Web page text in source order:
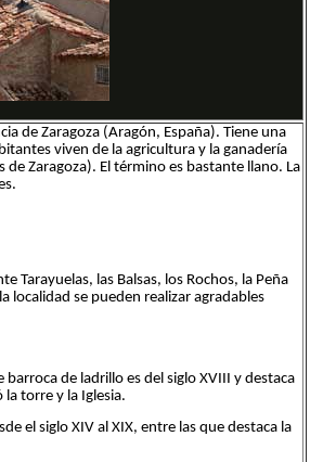
de Zaragoza (Aragón, España). Tiene una
viven de la agricultura y la ganadería
Zaragoza). El término es bastante llano. La
Tarayuelas, las Balsas, los Rochos, la Peña
localidad se pueden realizar agradables
de ladrillo es del siglo XVIII y destaca
la torre y la Iglesia.
el siglo XIV al XIX, entre las que destaca la